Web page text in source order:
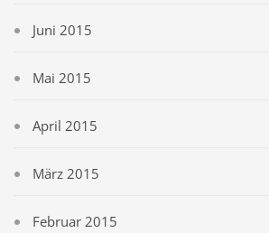
Juni 2015
Mai 2015
April 2015
März 2015
Februar 2015